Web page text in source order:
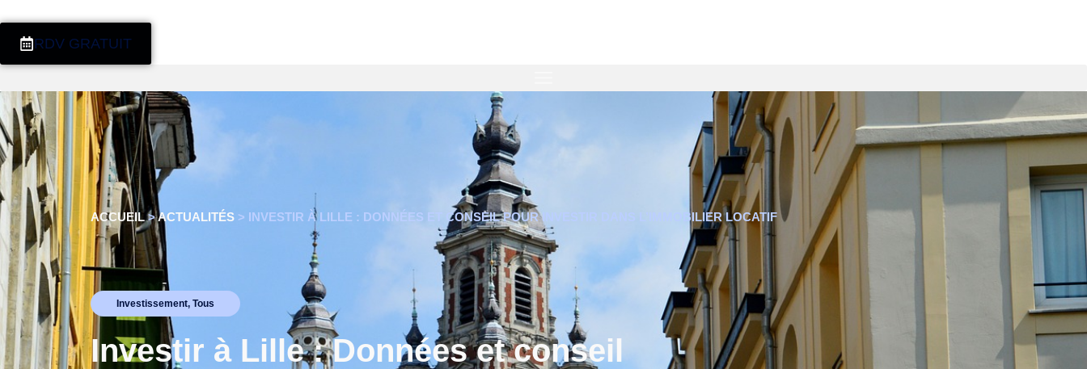
RDV GRATUIT
ACCUEIL>ACTUALITÉS> INVESTIR À LILLE : DONNÉES ET CONSEIL POUR INVESTIR DANS L’IMMOBILIER LOCATIF
Investissement, Tous
Investir à Lille : Données et conseil